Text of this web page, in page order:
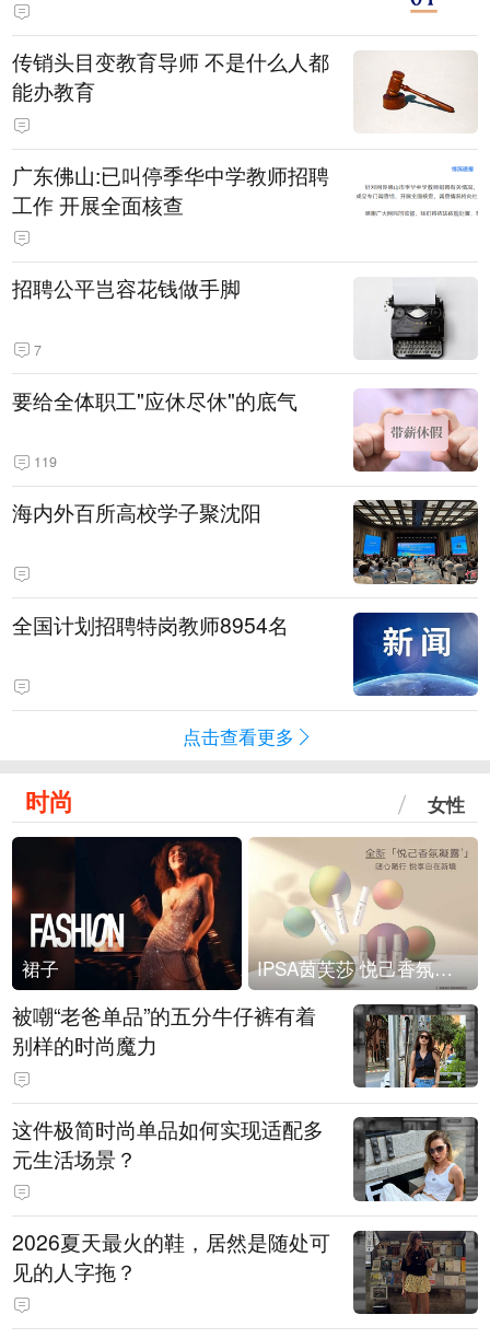
传销头目变教育导师 不是什么人都
能办教育
广东佛山:已叫停季华中学教师招聘
工作 开展全面核查
招聘公平岂容花钱做手脚
7
要给全体职工"应休尽休"的底气
119
海内外百所高校学子聚沈阳
全国计划招聘特岗教师8954名
点击查看更多
时尚 女性
裙子 IPSA茵芙莎 悦己香氛凝露上市
被嘲“老爸单品”的五分牛仔裤有着
别样的时尚魔力
这件极简时尚单品如何实现适配多
元生活场景？
2026夏天最火的鞋，居然是随处可
见的人字拖？